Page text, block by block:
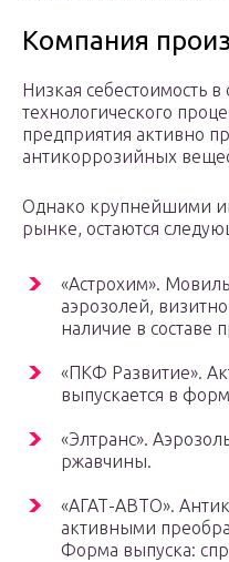
Компания
Низкая себестоимость в
технологического
предприятия активно
антикоррозийных
Однако крупнейшими
рынке, остаются
«Астрохим».
аэрозолей,
наличие в составе
«ПКФ Развитие».
выпускается в
«Элтранс».
ржавчины.
«АГАТ-АВТО».
активными
Форма выпуска: